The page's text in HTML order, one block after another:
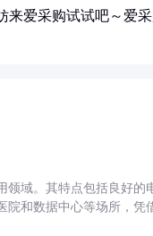
爱采购试试吧～爱
领域。其特点包括良好的
院和数据中心等场所，凭